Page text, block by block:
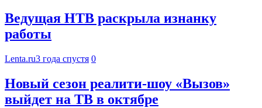
Ведущая НТВ раскрыла изнанку
работы
Lenta.ru3 года спустя 0
Новый сезон реалити-шоу «Вызов»
выйдет на ТВ в октябре